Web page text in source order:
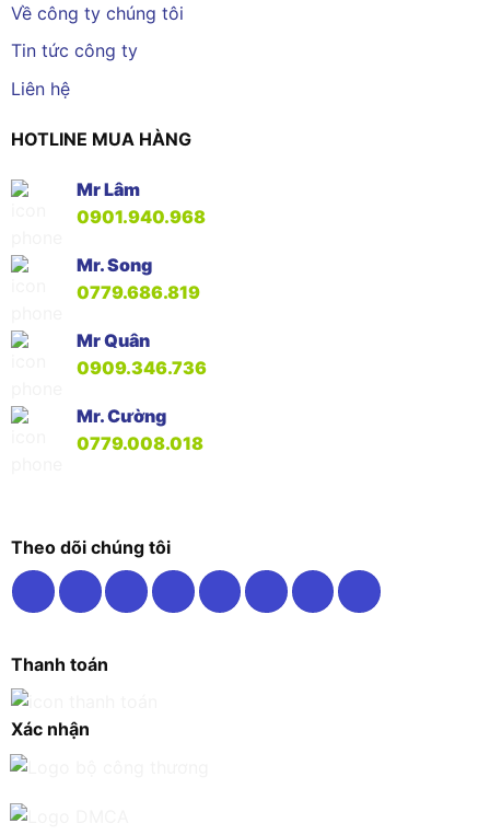
Về công ty chúng tôi
Tin tức công ty
Liên hệ
HOTLINE MUA HÀNG
Mr Lâm
0901.940.968
Mr. Song
0779.686.819
Mr Quân
0909.346.736
Mr. Cường
0779.008.018
Theo dõi chúng tôi
Thanh toán
Xác nhận